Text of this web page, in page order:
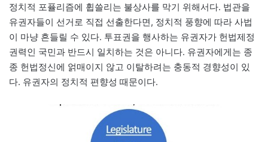
정치적 포퓰리즘에 휩쓸리는 불상사를 막기 위해서다. 법관을
유권자들이 선거로 직접 선출한다면, 정치적 풍향에 따라 사법
이 마냥 흔들릴 수 있다. 투표권을 행사하는 유권자가 헌법제정
권력인 국민과 반드시 일치하는 것은 아니다. 유권자에게는 종
종 헌법정신에 얽매이지 않고 이탈하려는 충동적 경향성이 있
다. 유권자의 정치적 편향성 때문이다.​